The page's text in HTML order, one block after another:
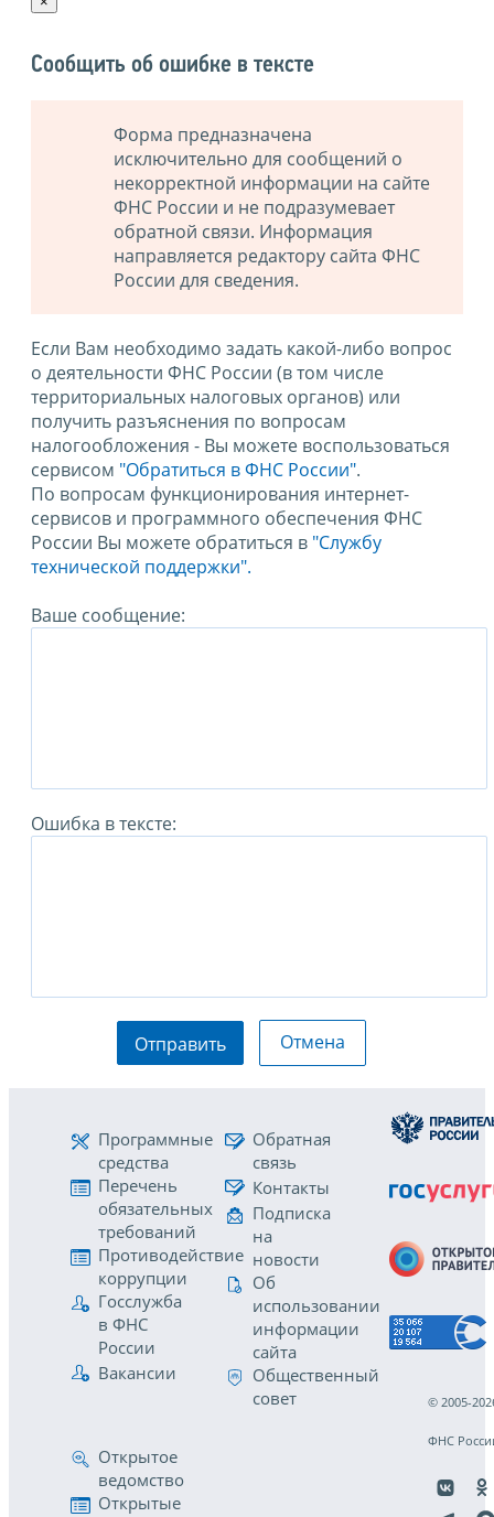
Сообщить об ошибке в тексте
Форма предназначена
исключительно для сообщений о
некорректной информации на сайте
ФНС России и не подразумевает
обратной связи. Информация
направляется редактору сайта ФНС
России для сведения.
Если Вам необходимо задать какой-либо вопрос
о деятельности ФНС России (в том числе
территориальных налоговых органов) или
получить разъяснения по вопросам
налогообложения - Вы можете воспользоваться
сервисом "Обратиться в ФНС России".
По вопросам функционирования интернет-
сервисов и программного обеспечения ФНС
России Вы можете обратиться в "Службу
технической поддержки".
Ваше сообщение:
Ошибка в тексте:
Отправить Отмена
Программные
средства
Перечень
обязательных
требований
Противодействие
коррупции
Госслужба
в ФНС
России
Вакансии
Обратная
связь
Контакты
Подписка
на
новости
Об
использовании
информации
сайта
Общественный
совет
Открытое
ведомство
Открытые
© 2005-
ФНС